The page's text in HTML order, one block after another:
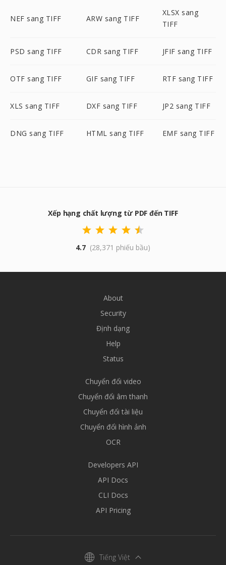
NEF sang TIFF ARW sang TIFF
XLSX sang
TIFF
PSD sang TIFF CDR sang TIFF JFIF sang TIFF
OTF sang TIFF GIF sang TIFF RTF sang TIFF
XLS sang TIFF DXF sang TIFF JP2 sang TIFF
DNG sang TIFF HTML sang TIFF EMF sang TIFF
Xếp hạng chất lượng từ PDF đến TIFF
4.7 (28,371 phiếu bầu)
About
Security
Định dạng
Help
Status
Chuyển đổi video
Chuyển đổi âm thanh
Chuyển đổi tài liệu
Chuyển đổi hình ảnh
OCR
Developers API
API Docs
CLI Docs
API Pricing
Tiếng Việt